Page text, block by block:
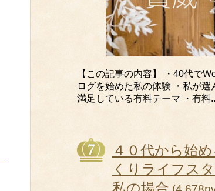
【この記事の内容】 ・40代で
ログを始めた私の体験 ・私が選
満足している有料テーマ ・有料
４０代から始
くりライフス
私の場合